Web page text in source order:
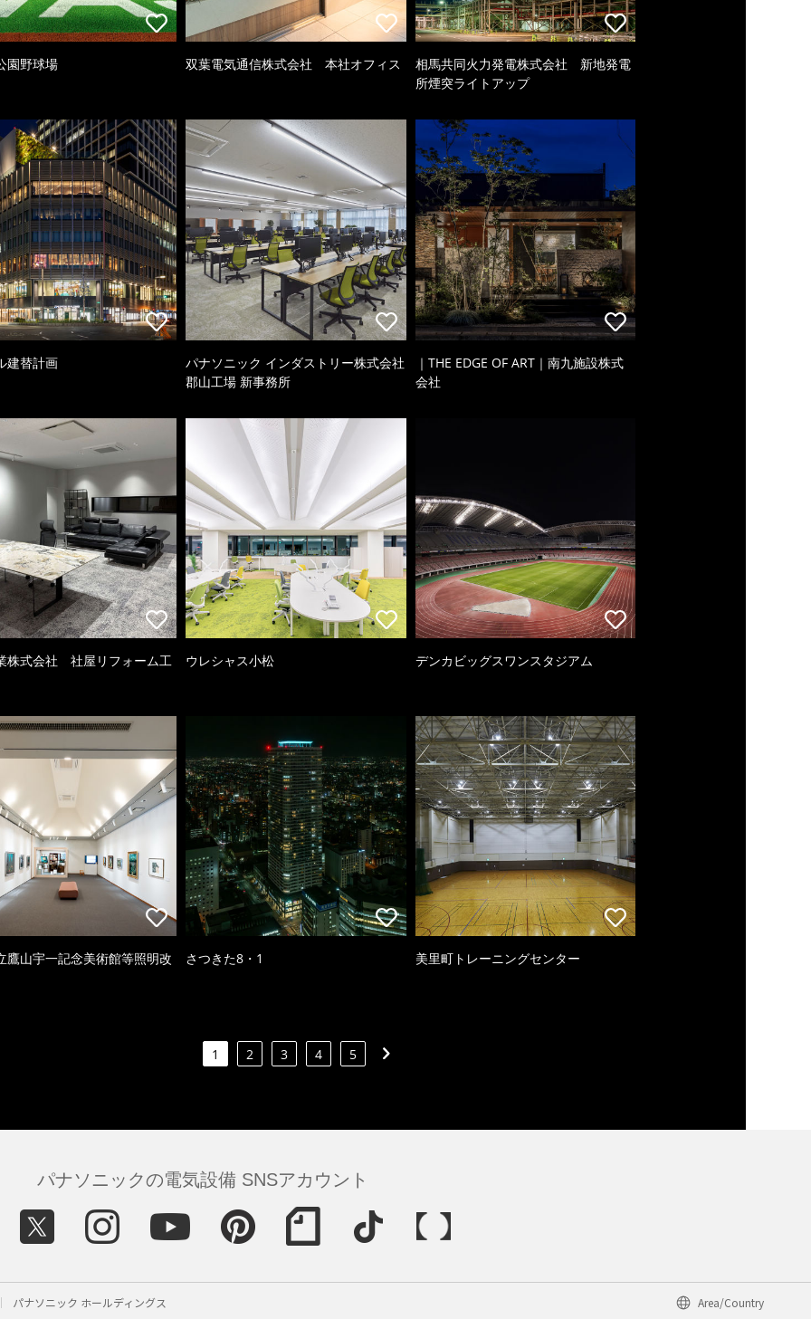
園野球場 双葉電気通信株式会社 本社オフィス
相馬共同火力発電株式会社 新地発電
所煙突ライトアップ
建替計画
パナソニック インダストリー株式会社
郡山工場 新事務所
｜THE EDGE OF ART｜南九施設株式
会社
株式会社 社屋リフォーム工 ウレシャス小松 デンカビッグスワンスタジアム
鷹山宇一記念美術館等照明改 さつきた8・1 美里町トレーニングセンター
1 2 3 4 5
パナソニックの電気設備 SNSアカウント
パナソニック ホールディングス Area/Country